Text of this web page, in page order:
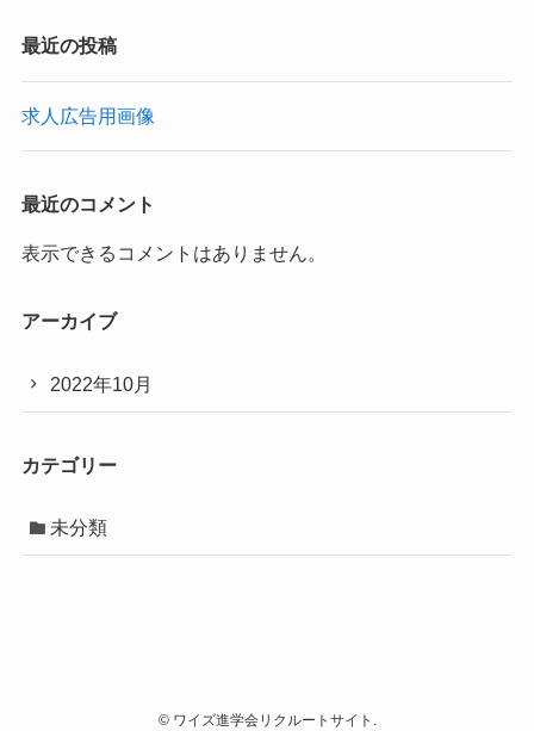
最近の投稿
求人広告用画像
最近のコメント
表示できるコメントはありません。
アーカイブ
2022年10月
カテゴリー
未分類
©ワイズ進学会リクルートサイト.